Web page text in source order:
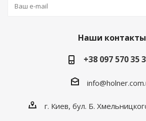
Наши контакты
+38 097 570 35
г. Киев, бул. Б.